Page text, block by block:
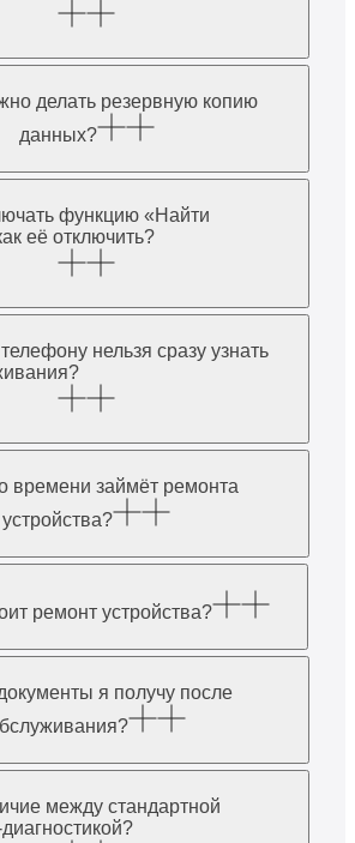
делать резервную копию
данных?
функцию «Найти
её отключить?
нельзя сразу узнать
времени займёт ремонта
устройства?
ремонт устройства?
я получу после
между стандартной